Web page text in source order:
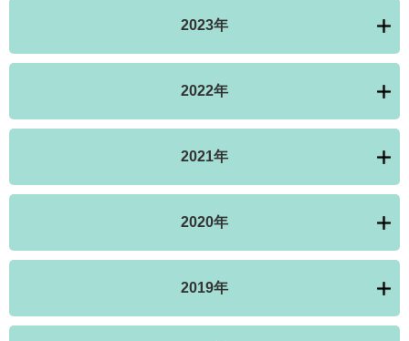
2023年
2022年
2021年
2020年
2019年